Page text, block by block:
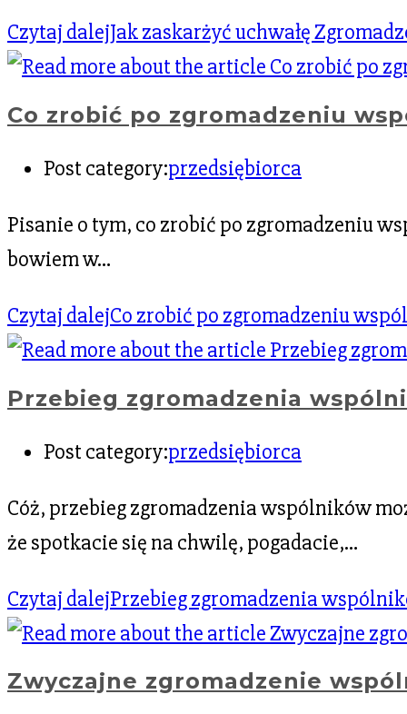
Czytaj dalejJak zaskarżyć uchwałę
Co zrobić po zgromadzeniu
Post category:przedsiębiorca
Pisanie o tym, co zrobić po zgromadzeniu
bowiem w…
Czytaj dalejCo zrobić po zgromadzeniu
Przebieg zgromadzenia
Post category:przedsiębiorca
Cóż, przebieg zgromadzenia wspólników
że spotkacie się na chwilę, pogadacie,…
Czytaj dalejPrzebieg zgromadzenia
Zwyczajne zgromadzenie